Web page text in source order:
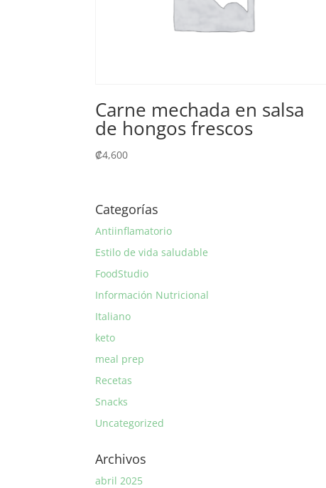
Carne mechada en salsa
de hongos frescos
₡4,600
Categorías
Antiinflamatorio
Estilo de vida saludable
FoodStudio
Información Nutricional
Italiano
keto
meal prep
Recetas
Snacks
Uncategorized
Archivos
abril 2025